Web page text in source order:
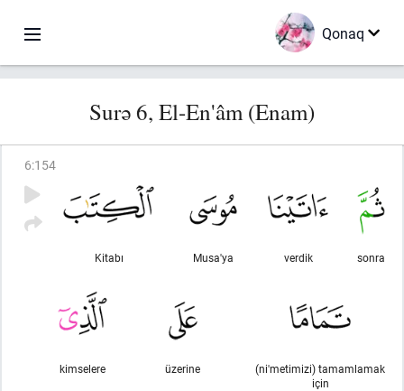
Qonaq
Surə 6, El-En'âm (Enam)
6:154
sonra
verdik
Musa'ya
Kitabı
(ni'metimizi) tamamlamak
için
üzerine
kimselere